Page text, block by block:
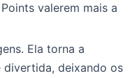
valerem mais a
Ela torna a
divertida, deixando os